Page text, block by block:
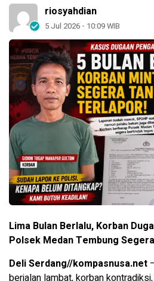
riosyahdian
5 Jul 2026 - 10:09 WIB
Lima Bulan Berlalu, Korban
Polsek Medan Tembung
Deli Serdang//kompasnusa.net